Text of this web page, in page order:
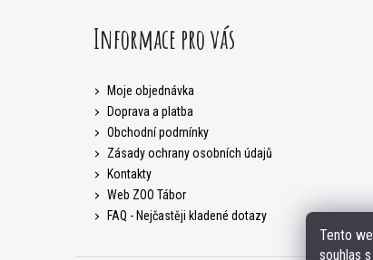
Tento
souhlas
Informace pro vás
Moje objednávka
Doprava a platba
Obchodní podmínky
Zásady ochrany osobních údajů
Kontakty
Web ZOO Tábor
FAQ - Nejčastěji kladené dotazy